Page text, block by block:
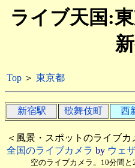
ライブ天国:
Top ＞ 東京都
新宿駅 歌舞伎町 西
＜風景・スポットのライブカ
全国のライブカメラ by ウェ
空のライブカメラ。10分間